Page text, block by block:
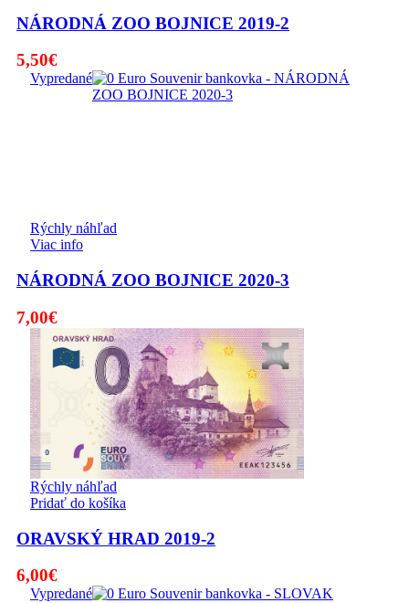
NÁRODNÁ ZOO BOJNICE 2019-2
5,50€
Vypredané
Rýchly náhľad
Viac info
NÁRODNÁ ZOO BOJNICE 2020-3
7,00€
Rýchly náhľad
Pridať do košíka
ORAVSKÝ HRAD 2019-2
6,00€
Vypredané